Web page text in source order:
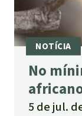
No
5 de jul.